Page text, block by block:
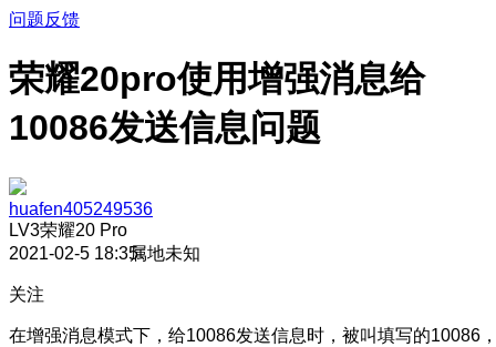
问题反馈
荣耀20pro使用增强消息给
10086发送信息问题
huafen405249536
LV3荣耀20 Pro
2021-02-5 18:35属地未知
关注
在增强消息模式下，给10086发送信息时，被叫填写的10086